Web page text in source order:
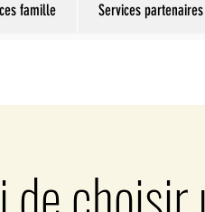
famille Services partenaires